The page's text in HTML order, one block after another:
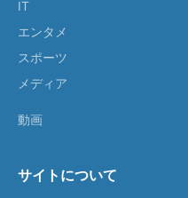
IT
エンタメ
スポーツ
メディア
動画
サイトについて